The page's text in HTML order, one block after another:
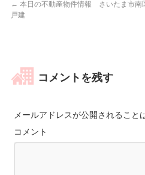
← 本日の不動産物件情報 さいたま市南
戸建
コメントを残す
メールアドレスが公開されること
コメント